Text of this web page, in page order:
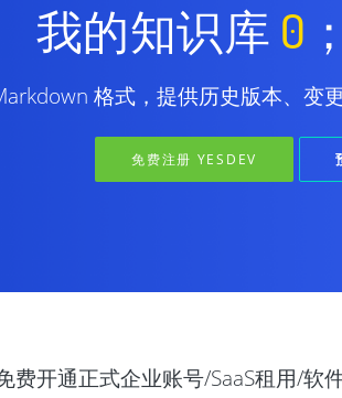
我的知识库 0
格式，提供历史版本、变
免费注册 YESDEV
费开通正式企业账号/SaaS租用/软